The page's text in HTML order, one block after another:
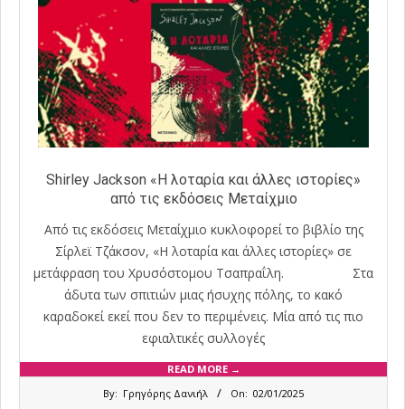
Shirley Jackson «Η λοταρία και άλλες ιστορίες»
από τις εκδόσεις Μεταίχμιο
Από τις εκδόσεις Μεταίχμιο κυκλοφορεί το βιβλίο της
Σίρλεϊ Τζάκσον, «Η λοταρία και άλλες ιστορίες» σε
μετάφραση του Χρυσόστομου Τσαπραΐλη. Στα
άδυτα των σπιτιών μιας ήσυχης πόλης, το κακό
καραδοκεί εκεί που δεν το περιμένεις. Μία από τις πιο
εφιαλτικές συλλογές
READ MORE →
By: Γρηγόρης Δανιήλ On: 02/01/2025